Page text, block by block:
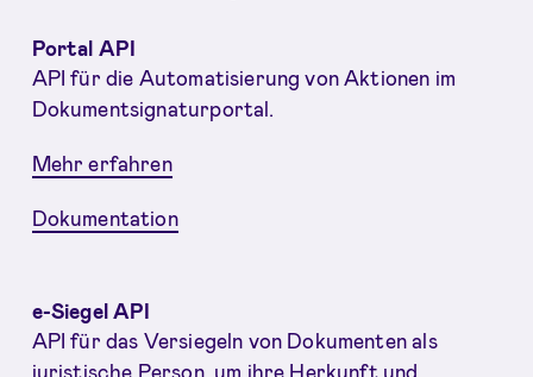
Portal API
API für die Automatisierung von Aktionen im
Dokumentsignaturportal.
Mehr erfahren
Dokumentation
e-Siegel API
API für das Versiegeln von Dokumenten als
juristische Person, um ihre Herkunft und